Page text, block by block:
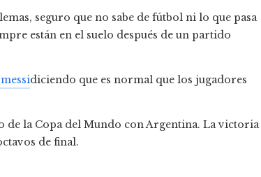
seguro que no sabe de fútbol ni lo que pasa
están en el suelo después de un partido
diciendo que es normal que los jugadores
de la Copa del Mundo con Argentina. La victoria
de final.